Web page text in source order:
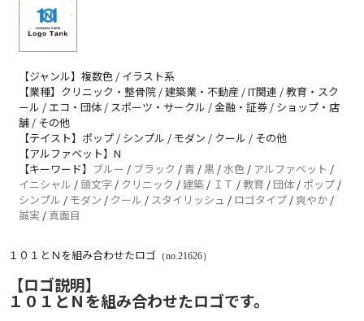
【ジャンル】複数色 / イラスト系
【業種】クリニック・整骨院 / 建築業・不動産 / IT関連 / 教育・スク
ール / エコ・団体 / スポーツ・サークル / 金融・証券 / ショップ・店
舗 / その他
【テイスト】ポップ / シンプル / モダン / クール / その他
【アルファベット】N
【キーワード】 ブルー / ブラック / 青 /黒 /水色 / アルファベット /
イニシャル / 頭文字 / クリニック /建築 / ＩＴ / 教育 /団体 / ポップ /
シンプル / モダン / クール / スタイリッシュ / ロゴタイプ /爽やか /
誠実 / 真面目
１０１とＮを組み合わせたロゴ （no.21626）
【ロゴ説明】
１０１とＮを組み合わせたロゴです。